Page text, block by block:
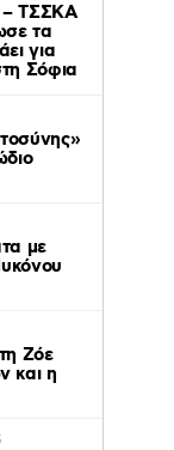
– ΤΣΣΚΑ
τα
για
Σόφια
με
Ζόε
και η